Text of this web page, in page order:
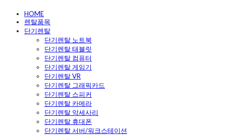
HOME
렌탈품목
단기렌탈
단기렌탈 노트북
단기렌탈 태블릿
단기렌탈 컴퓨터
단기렌탈 게임기
단기렌탈 VR
단기렌탈 그래픽카드
단기렌탈 스피커
단기렌탈 카메라
단기렌탈 악세사리
단기렌탈 휴대폰
단기렌탈 서버/워크스테이션